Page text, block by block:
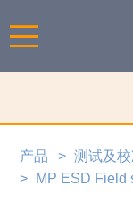
产品 测试及
MP ESD Field